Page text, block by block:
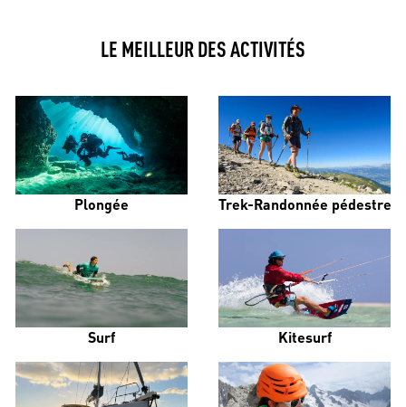
LE MEILLEUR DES ACTIVITÉS
Plongée Trek-Randonnée pédestre
Surf Kitesurf